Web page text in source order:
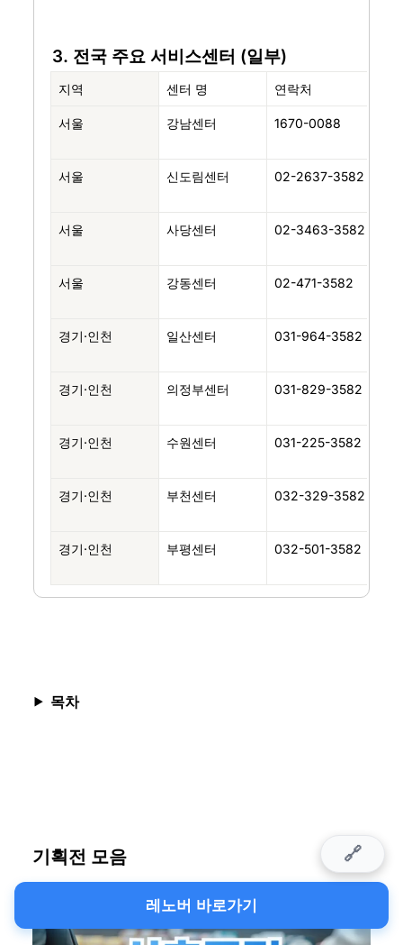
3. 전국 주요 서비스센터 (일부)
지역 센터 명 연락처
서울 강남센터 1670-0088
서울 신도림센터 02-2637-3582
서울 사당센터 02-3463-3582
서울 강동센터 02-471-3582
경기·인천 일산센터 031-964-3582
경기·인천 의정부센터 031-829-3582
경기·인천 수원센터 031-225-3582
경기·인천 부천센터 032-329-3582
경기·인천 부평센터 032-501-3582
목차
기획전 모음 🔗
레노버 바로가기